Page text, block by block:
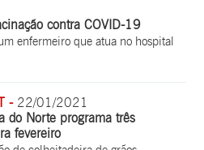
contra COVID-19
enfermeiro que atua no hospital
- 22/01/2021
do Norte programa três
fevereiro